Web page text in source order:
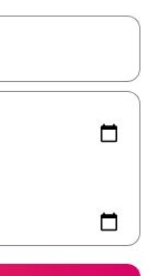
the up and down